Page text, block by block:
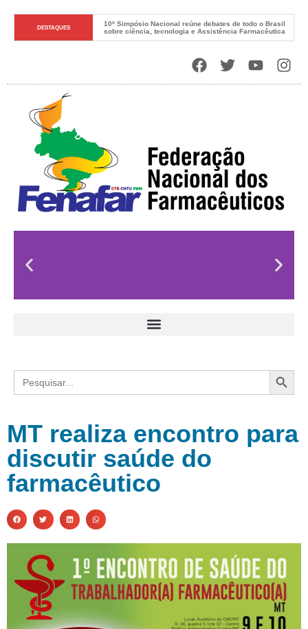
DESTAQUES
10º Simpósio Nacional reúne debates de todo o Brasil
sobre ciência, tecnologia e Assistência Farmacêutica
Search
for:
MT realiza encontro para
discutir saúde do
farmacêutico